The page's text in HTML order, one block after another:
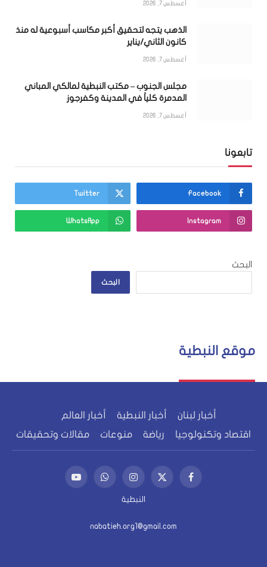
أغسطس 7, 2026
الذهب يتجه لتحقيق أكبر مكاسب أسبوعية له منذ
كانون الثاني/يناير
أغسطس 7, 2026
مجلس الجنوب – مكتب النبطية لمالكي المباني
المدمرة كلياً في المدينة وكفرجوز
أغسطس 7, 2026
تابعونا
Facebook
Twitter
Instagram
WhatsApp
البحث
البحث
موقع النبطية
أخبار لبنان أخبار النبطية
أخبار العالم
اقتصاد وتكنولوجيا
رياضة منوعات مقالات وتحقيقات
فيسبوكX
(Twitter)
الانستغرامواتساب يوتيوب
النبطية
nabatieh.org1@gmail.com